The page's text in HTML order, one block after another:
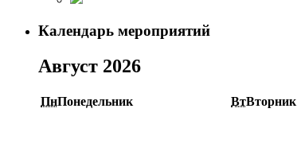
Календарь мероприятий
Август 2026
ПнПонедельник ВтВторник